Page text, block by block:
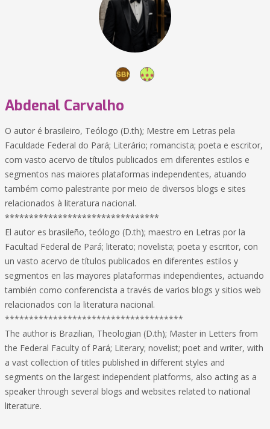
Abdenal Carvalho
O autor é brasileiro, Teólogo (D.th); Mestre em Letras pela
Faculdade Federal do Pará; Literário; romancista; poeta e escritor,
com vasto acervo de títulos publicados em diferentes estilos e
segmentos nas maiores plataformas independentes, atuando
também como palestrante por meio de diversos blogs e sites
relacionados à literatura nacional.
********************************
El autor es brasileño, teólogo (D.th); maestro en Letras por la
Facultad Federal de Pará; literato; novelista; poeta y escritor, con
un vasto acervo de títulos publicados en diferentes estilos y
segmentos en las mayores plataformas independientes, actuando
también como conferencista a través de varios blogs y sitios web
relacionados con la literatura nacional.
*************************************
The author is Brazilian, Theologian (D.th); Master in Letters from
the Federal Faculty of Pará; Literary; novelist; poet and writer, with
a vast collection of titles published in different styles and
segments on the largest independent platforms, also acting as a
speaker through several blogs and websites related to national
literature.